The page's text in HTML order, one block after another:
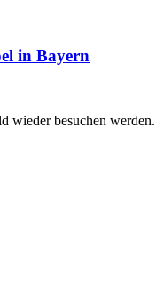
in Bayern
wieder besuchen werden.